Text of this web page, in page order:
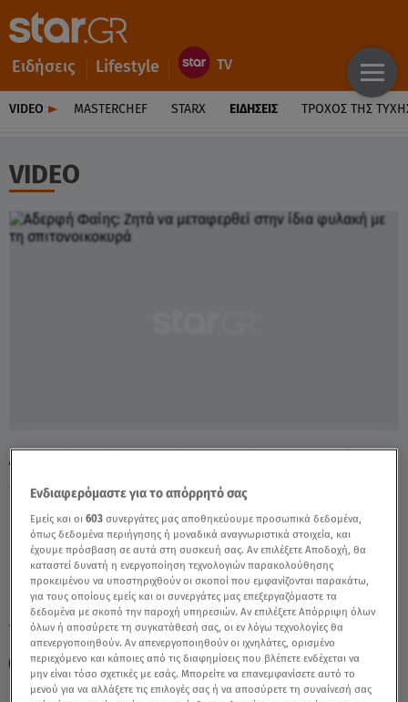
Ειδήσεις Lifestyle
VIDEO MASTERCHEF STARX ΕΙΔΉΣΕΙΣ ΤΡΟΧΌΣ ΤΗΣ
VIDEO
Αδερφή Φαίης: Ζητά Να Αλλάξει Φυλακή,
Μακριά Από Τη Μάνα Της - Video
TAGS: ΑΛΗΘΕΙΕΣ ΜΕ ΤΗ ΖΗΝΑ ΦΑΙΗ 23ΧΡΟΝΗ ΦΑΙΗ
ΚΥΨΕΛΗ ΔΟΛΟΦΟΝΙΑ
Ενδιαφερόμαστε για το απόρρητό σας
Εμείς και οι603 συνεργάτες μας αποθηκεύουμε προσωπικά δεδομένα,
όπως δεδομένα περιήγησης ή μοναδικά αναγνωριστικά στοιχεία, και
έχουμε πρόσβαση σε αυτά στη συσκευή σας. Αν επιλέξετε Αποδοχή, θα
καταστεί δυνατή η ενεργοποίηση τεχνολογιών παρακολούθησης
προκειμένου να υποστηριχθούν οι σκοποί που εμφανίζονται παρακάτω,
για τους οποίους εμείς και οι συνεργάτες μας επεξεργαζόμαστε τα
δεδομένα με σκοπό την παροχή υπηρεσιών. Αν επιλέξετε Απόρριψη όλων
όλων ή αποσύρετε τη συγκατάθεσή σας, οι εν λόγω τεχνολογίες θα
απενεργοποιηθούν. Αν απενεργοποιηθούν οι ιχνηλάτες, ορισμένο
περιεχόμενο και κάποιες από τις διαφημίσεις που βλέπετε ενδέχεται να
μην είναι τόσο σχετικές με εσάς. Μπορείτε να επανεμφανίσετε αυτό το
μενού για να αλλάξετε τις επιλογές σας ή να αποσύρετε τη συναίνεσή σας